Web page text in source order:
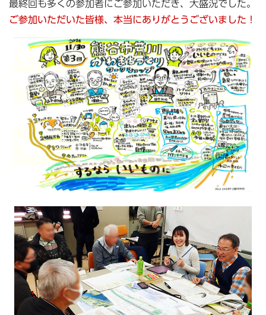
最終回も多くの参加者にご参加いただき、大盛況でした。
ご参加いただいた皆様、本当にありがとうございました！